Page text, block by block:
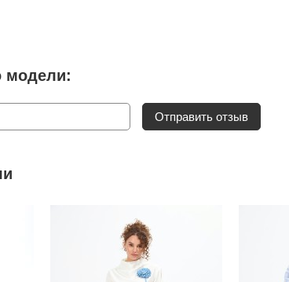
модели:
Отправить отзыв